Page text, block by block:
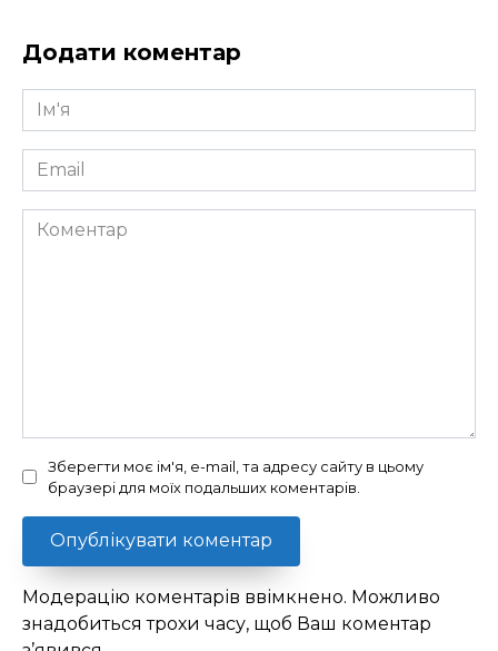
Додати коментар
Ім'я
*
Email
*
Коментар
Зберегти моє ім'я, e-mail, та адресу сайту в цьому
браузері для моїх подальших коментарів.
Модерацію коментарів ввімкнено. Можливо
знадобиться трохи часу, щоб Ваш коментар